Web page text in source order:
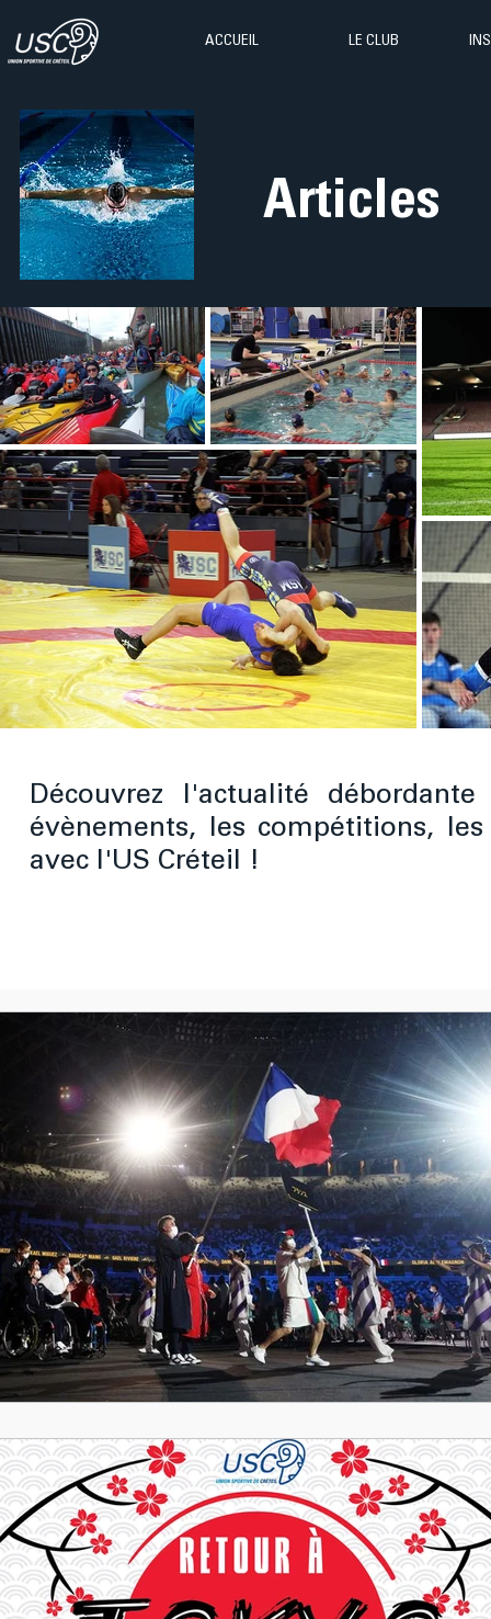
ACCUEIL LE CLUB
Articles
Découvrez l'actualité
évènements, les compétitions,
avec l'US Créteil !